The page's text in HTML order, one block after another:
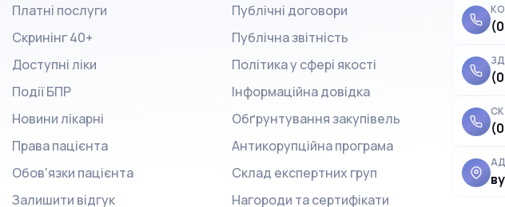
Платні послуги
Скринінг 40+
Доступні ліки
Події БПР
Новини лікарні
Права пацієнта
Обов'язки пацієнта
Залишити відгук
Публічні договори
Публічна звітність
Політика у сфері якості
Інформаційна довідка
Обґрунтування закупівель
Антикорупційна програма
Склад експертних груп
Нагороди та сертифікати